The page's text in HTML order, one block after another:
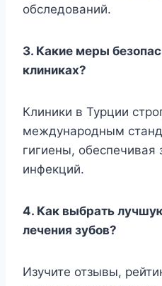
обследований.
3. Какие меры
клиниках?
Клиники в Турции
международным
гигиены, обеспечивая
инфекций.
4. Как выбрать
лечения зубов?
Изучите отзывы,